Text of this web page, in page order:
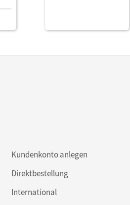
Kundenkonto anlegen
Direktbestellung
International